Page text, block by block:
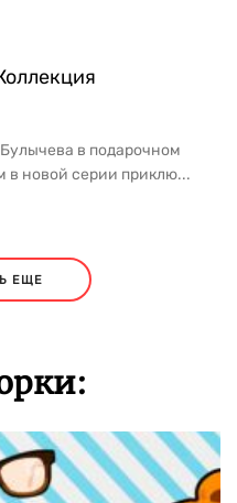
в подарочном
новой серии приклю...
ЕЩЕ